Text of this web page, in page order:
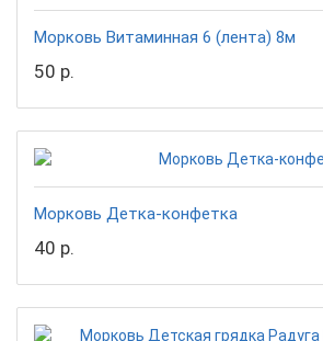
Морковь Витаминная 6 (лента) 8м
50 р.
Морковь Детка-конфетка
40 р.